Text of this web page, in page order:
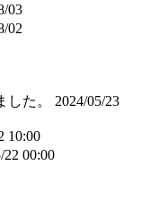
03
02
た。
2024/05/23
10:00
22 00:00